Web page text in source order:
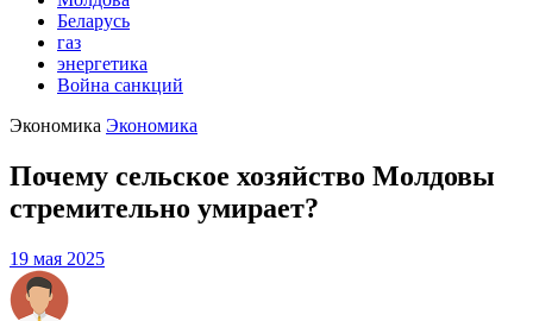
Беларусь
газ
энергетика
Война санкций
Экономика Экономика
Почему сельское хозяйство Молдовы
стремительно умирает?
19 мая 2025